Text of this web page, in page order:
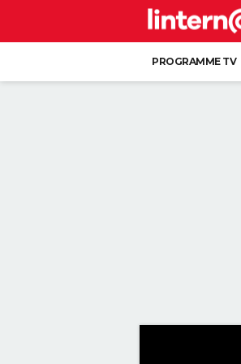
PROGRAMME TV